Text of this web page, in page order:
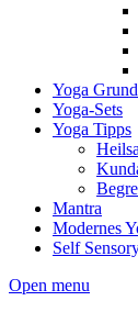
Yoga
Yoga-Sets
Yoga Tipps
Mantra
Modernes
Self
Open menu